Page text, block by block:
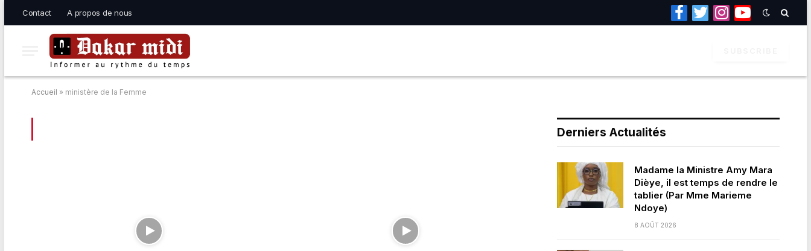
Contact A propos de nous
Facebook
TwitterInstagramYouTube
Accueil » ministère de la Femme
Derniers Actualités
Madame la Ministre Amy Mara
Dièye, il est temps de rendre le
tablier (Par Mme Marieme
Ndoye)
8 AOÛT 2026